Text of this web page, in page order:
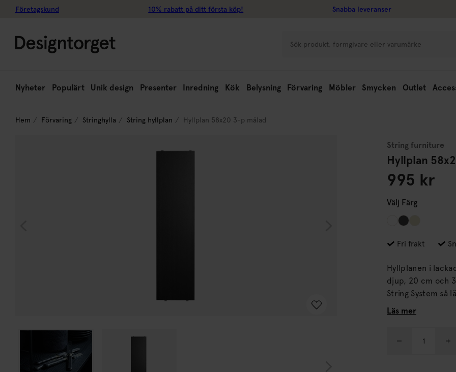
Företagskund 10% rabatt på ditt första köp! Snabba leveranser
Nyheter Populärt Unik design Presenter Inredning Kök Belysning Förvaring Möbler Smycken Outlet
Hem Förvaring Stringhylla String hyllplan Hyllplan 58x20 3-p målad
String furniture
Hyllplan
995 kr
Välj Färg
Fri frakt
Hyllplanen i
djup, 20 cm och 30 cm. Hyllplanen passar med tråd-
String System så
är smidiga och
Läs mer